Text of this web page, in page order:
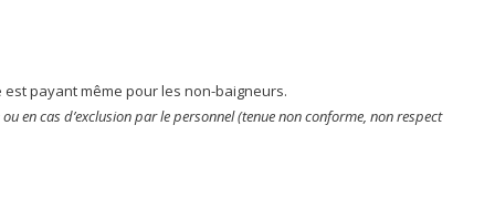
payant même pour les non-baigneurs.
en cas d’exclusion par le personnel (tenue non conforme, non respect